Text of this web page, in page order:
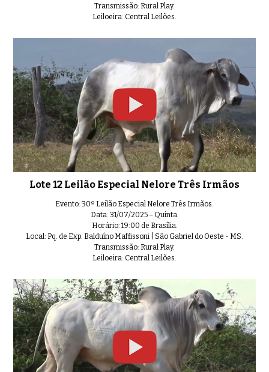
Transmissão: Rural Play.
Leiloeira: Central Leilões.
Lote 12 Leilão Especial Nelore Três Irmãos
Evento: 30º Leilão Especial Nelore Três Irmãos.
Data: 31/07/2025 – Quinta.
Horário: 19:00 de Brasília.
Local: Pq. de Exp. Balduíno Maffissoni | São Gabriel do Oeste - MS.
Transmissão: Rural Play.
Leiloeira: Central Leilões.